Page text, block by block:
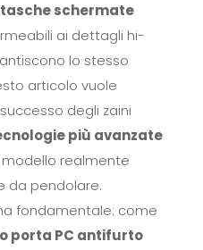
tasche schermate
ai dettagli hi-
lo stesso
articolo vuole
degli zaini
più avanzate
realmente
da pendolare.
fondamentale: come
porta PC antifurto